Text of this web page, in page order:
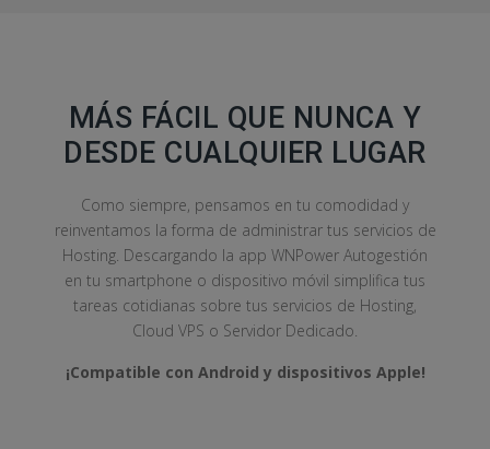
MÁS FÁCIL QUE NUNCA Y
DESDE CUALQUIER LUGAR
Como siempre, pensamos en tu comodidad y
reinventamos la forma de administrar tus servicios de
Hosting. Descargando la app WNPower Autogestión
en tu smartphone o dispositivo móvil simplifica tus
tareas cotidianas sobre tus servicios de Hosting,
Cloud VPS o Servidor Dedicado.
¡Compatible con Android y dispositivos Apple!